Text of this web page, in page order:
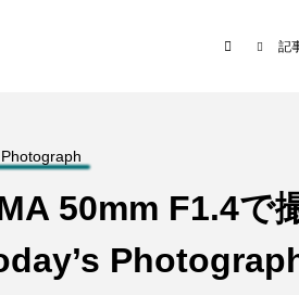
記
50mm F1.4で